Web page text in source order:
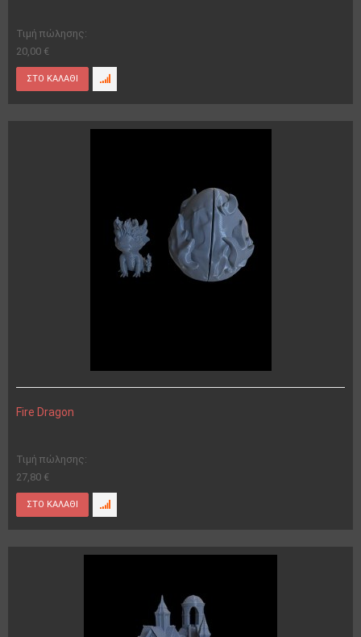
Τιμή πώλησης:
20,00 €
Fire Dragon
Τιμή πώλησης:
27,80 €